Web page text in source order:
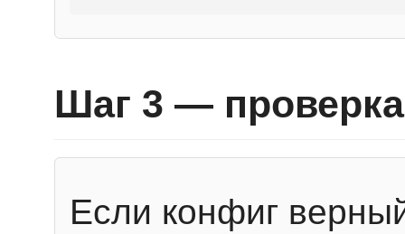
Шаг 3 — проверка
Если конфиг